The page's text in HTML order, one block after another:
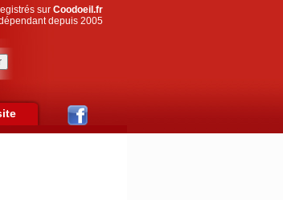
sur Coodoeil.fr
depuis 2005